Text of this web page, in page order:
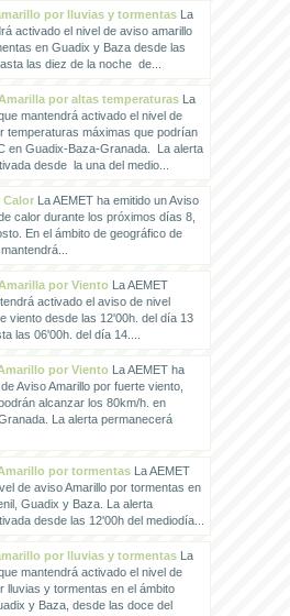
por lluvias y tormentasLa
activado el nivel de aviso amarillo
en Guadix y Baza desde las
las diez de la noche de...
por altas temperaturasLa
mantendrá activado el nivel de
temperaturas máximas que podrían
en Guadix-Baza-Granada. La alerta
desde la una del medio...
CalorLa AEMET ha emitido un Aviso
calor durante los próximos días 8,
En el ámbito de geográfico de
por VientoLa AEMET
activado el aviso de nivel
viento desde las 12'00h. del día 13
las 06'00h. del día 14....
por VientoLa AEMET ha
Aviso Amarillo por fuerte viento,
alcanzar los 80km/h. en
La alerta permanecerá
por tormentasLa AEMET
de aviso Amarillo por tormentas en
Guadix y Baza. La alerta
desde las 12'00h del mediodía...
por lluvias y tormentasLa
mantendrá activado el nivel de
lluvias y tormentas en el ámbito
y Baza, desde las doce del